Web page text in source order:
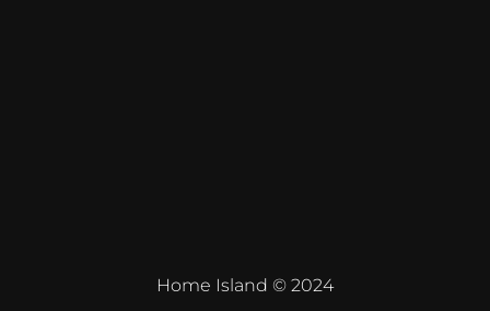
Home Island © 2024